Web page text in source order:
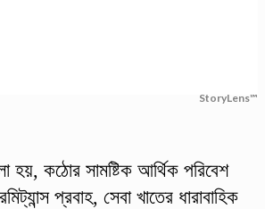
StoryLens™
হয়, কঠোর সামষ্টিক আর্থিক পরিবেশ
প্রবাহ, সেবা খাতের ধারাবাহিক